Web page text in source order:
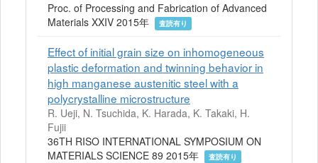
Proc. of Processing and Fabrication of Advanced
Materials XXIV 2015年
査読有り
Effect of initial grain size on inhomogeneous
plastic deformation and twinning behavior in
high manganese austenitic steel with a
polycrystalline microstructure
R. Ueji, N. Tsuchida, K. Harada, K. Takaki, H.
Fujii
36TH RISO INTERNATIONAL SYMPOSIUM ON
MATERIALS SCIENCE 89 2015年
査読有り